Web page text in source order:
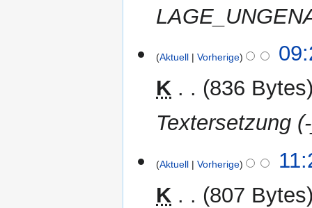
AprilAktuell Vorherige
K
836 Bytes
Textersetzung
AprilAktuell Vorherige
K
807 Bytes